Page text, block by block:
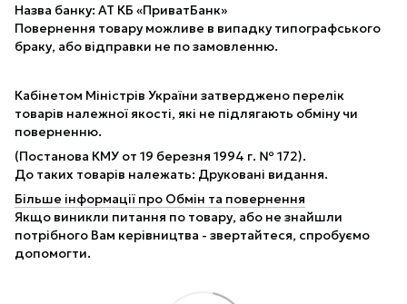
Назва банку: АТ КБ «ПриватБанк»
Повернення товару можливе в випадку типографського
браку, або відправки не по замовленню.
Кабінетом Міністрів України затверджено перелік
товарів належної якості, які не підлягають обміну чи
поверненню.
(Постанова КМУ от 19 березня 1994 г. № 172).
До таких товарів належать: Друковані видання.
Більше інформації про Обмін та повернення
Якщо виникли питання по товару, або не знайшли
потрібного Вам керівництва - звертайтеся, спробуємо
допомогти.